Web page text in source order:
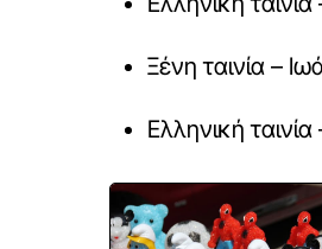
Ξένη ταινία –
Ελληνική